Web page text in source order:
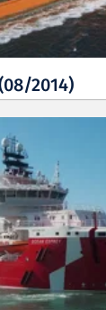
2014)